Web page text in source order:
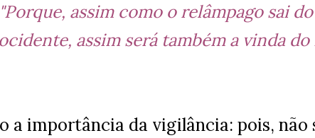
"Porque, assim como o relâmpago sai
ocidente, assim será também a vinda
a importância da vigilância: pois, não